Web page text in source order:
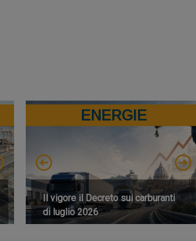
ENERGIE
Il vigore il Decreto sui carburanti
di luglio 2026